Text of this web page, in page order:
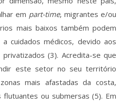
em part-time, migrantes e/ou
mais baixos também podem
cuidados médicos, devido aos
(3). Acredita-se que
este setor no seu território
mais afastadas da costa,
ou submersas (5). Em